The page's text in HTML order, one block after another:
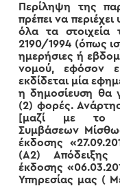
Περίληψη της
πρέπει να
όλα τα
2190/1994 (όπως
ημερήσιες ή
νομού, εφόσον
εκδίδεται μία
η δημοσίευση θα
(2) φορές.
[μαζί με το
Συμβάσεων
έκδοσης
(Α2) Απόδειξης
έκδοσης
Υπηρεσίας μας (